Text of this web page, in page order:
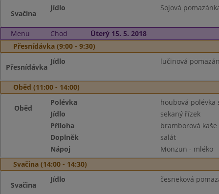
Svačina
Jídlo Sojová
Menu Chod
Úterý 15. 5. 2018
Přesnídávka (9:00 - 9:30)
Přesnídávka
Jídlo lučinová
Oběd (11:00 - 14:00)
Oběd
Polévka
houbová polévka
Jídlo
sekaný řízek
Příloha
bramborová kaše
Doplněk
salát
Nápoj
Monzun - mléko
Svačina (14:00 - 14:30)
Svačina
Jídlo česneková